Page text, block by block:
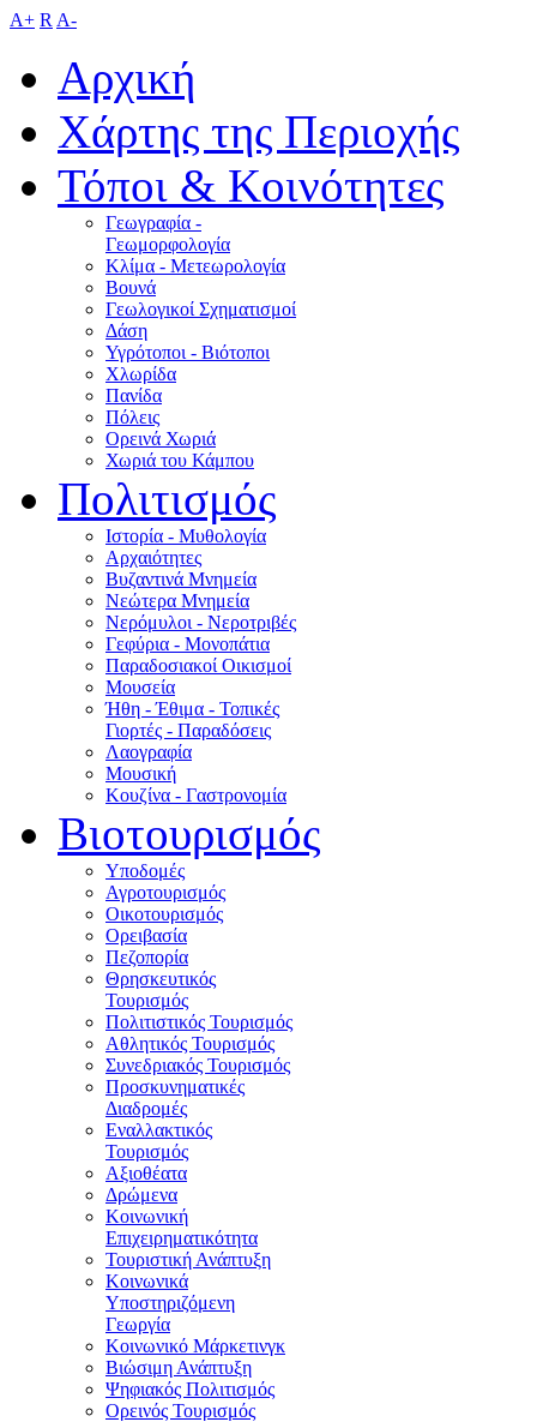
A+ R A-
Αρχική
Χάρτης της Περιοχής
Τόποι & Κοινότητες
Γεωγραφία -
Γεωμορφολογία
Κλίμα - Mετεωρολογία
Βουνά
Γεωλογικοί Σχηματισμοί
Δάση
Υγρότοποι - Βιότοποι
Χλωρίδα
Πανίδα
Πόλεις
Ορεινά Χωριά
Χωριά του Κάμπου
Πολιτισμός
Ιστορία - Μυθολογία
Αρχαιότητες
Βυζαντινά Μνημεία
Νεώτερα Μνημεία
Νερόμυλοι - Nεροτριβές
Γεφύρια - Μονοπάτια
Παραδοσιακοί Οικισμοί
Μουσεία
Ήθη - Έθιμα - Τοπικές
Γιορτές - Παραδόσεις
Λαογραφία
Μουσική
Κουζίνα - Γαστρονομία
Βιοτουρισμός
Υποδομές
Αγροτουρισμός
Οικοτουρισμός
Ορειβασία
Πεζοπορία
Θρησκευτικός
Τουρισμός
Πολιτιστικός Τουρισμός
Αθλητικός Τουρισμός
Συνεδριακός Τουρισμός
Προσκυνηματικές
Διαδρομές
Εναλλακτικός
Τουρισμός
Αξιοθέατα
Δρώμενα
Κοινωνική
Επιχειρηματικότητα
Τουριστική Ανάπτυξη
Κοινωνικά
Υποστηριζόμενη
Γεωργία
Κοινωνικό Μάρκετινγκ
Βιώσιμη Ανάπτυξη
Ψηφιακός Πολιτισμός
Ορεινός Τουρισμός